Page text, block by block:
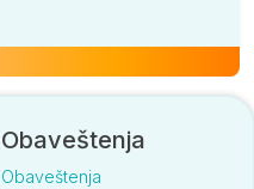
Obaveštenja
Obaveštenja